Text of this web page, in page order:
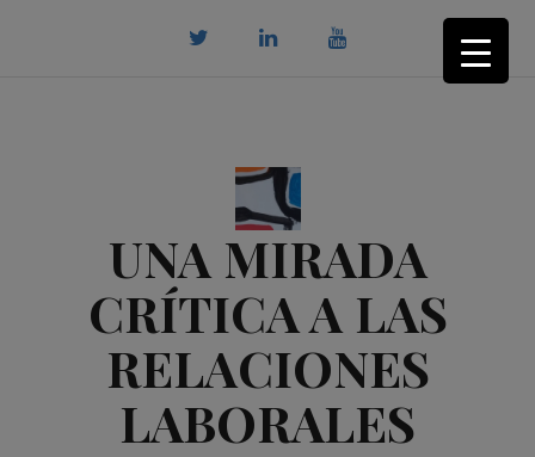
UNA MIRADA
CRÍTICA A LAS
RELACIONES
LABORALES